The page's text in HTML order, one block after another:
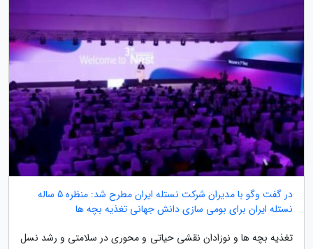
در گفت وگو با مدیران شرکت نستله ایران مطرح شد: منظره 5 ساله
نستله ایران برای بومی سازی دانش جهانی تغذیه بچه ها
تغذیه بچه ها و نوزادان نقشی حیاتی و محوری در سلامتی و رشد نسل